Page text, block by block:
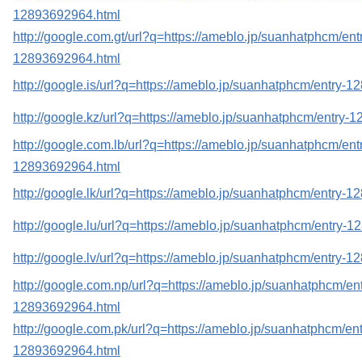
12893692964.html
http://google.com.gt/url?q=https://ameblo.jp/suanhatphcm/
12893692964.html
http://google.is/url?q=https://ameblo.jp/suanhatphcm/entry-
http://google.kz/url?q=https://ameblo.jp/suanhatphcm/entry-
http://google.com.lb/url?q=https://ameblo.jp/suanhatphcm/
12893692964.html
http://google.lk/url?q=https://ameblo.jp/suanhatphcm/entry-
http://google.lu/url?q=https://ameblo.jp/suanhatphcm/entry-
http://google.lv/url?q=https://ameblo.jp/suanhatphcm/entry-
http://google.com.np/url?q=https://ameblo.jp/suanhatphcm/
12893692964.html
http://google.com.pk/url?q=https://ameblo.jp/suanhatphcm/
12893692964.html